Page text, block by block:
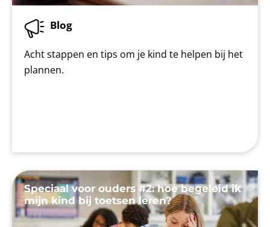
Blog
Acht stappen en tips om je kind te helpen bij het
plannen.
Speciaal voor ouders #2: hoe begeleid ik
mijn kind bij toetsen leren?